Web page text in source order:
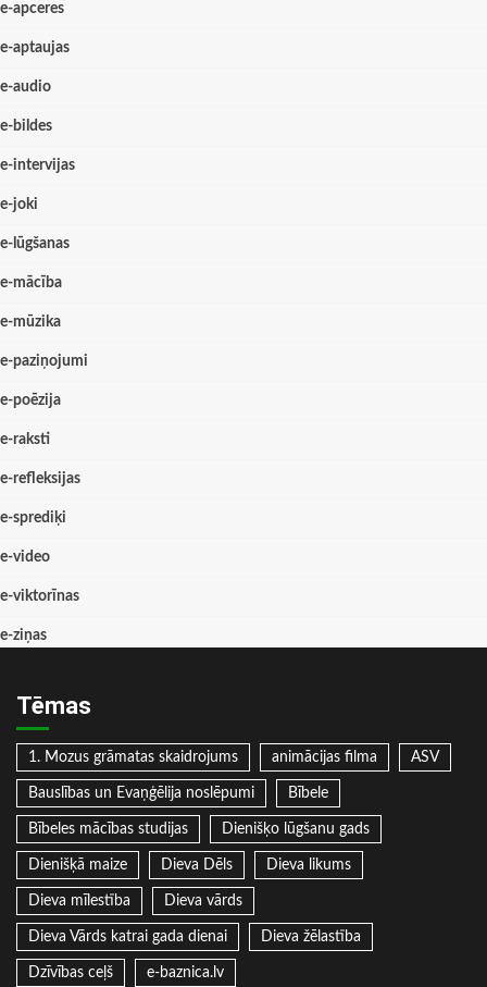
e-apceres
e-aptaujas
e-audio
e-bildes
e-intervijas
e-joki
e-lūgšanas
e-mācība
e-mūzika
e-paziņojumi
e-poēzija
e-raksti
e-refleksijas
e-sprediķi
e-video
e-viktorīnas
e-ziņas
Tēmas
1. Mozus grāmatas skaidrojums animācijas filma ASV
Bauslības un Evaņģēlija noslēpumi Bībele
Bībeles mācības studijas Dienišķo lūgšanu gads
Dienišķā maize Dieva Dēls Dieva likums
Dieva mīlestība Dieva vārds
Dieva Vārds katrai gada dienai Dieva žēlastība
Dzīvības ceļš e-baznica.lv